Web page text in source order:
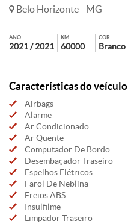
Belo Horizonte - MG
ANO
2021 / 2021
KM
60000
COR
Branco
Características do veículo
Airbags
Alarme
Ar Condicionado
Ar Quente
Computador De Bordo
Desembaçador Traseiro
Espelhos Elétricos
Farol De Neblina
Freios ABS
Insulfilme
Limpador Traseiro